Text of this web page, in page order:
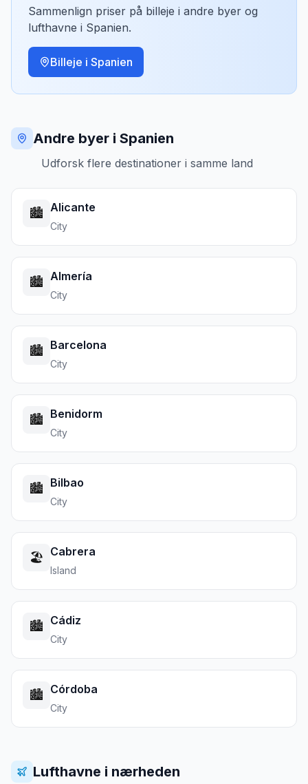
Sammenlign priser på billeje i andre byer og
lufthavne i Spanien.
Billeje i Spanien
Andre byer i Spanien
Udforsk flere destinationer i samme land
🏙️ Alicante
City
🏙️ Almería
City
🏙️ Barcelona
City
🏙️ Benidorm
City
🏙️ Bilbao
City
🏖️ Cabrera
Island
🏙️ Cádiz
City
🏙️ Córdoba
City
Lufthavne i nærheden